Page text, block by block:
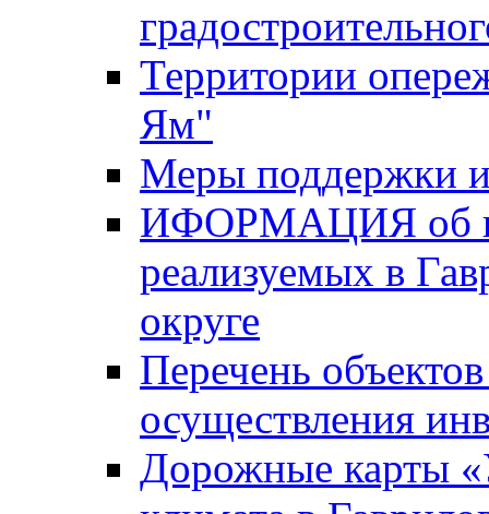
Территории
Ям"
Меры поддержки
ИФОРМАЦИЯ об
реализуемых в
округе
Перечень
осуществления
Дорожные карты